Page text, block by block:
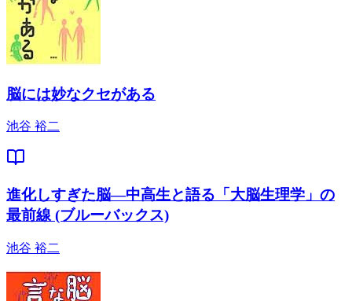
脳には妙なクセがある
池谷 裕二
進化しすぎた脳―中高生と語る「大脳生理学」の
最前線 (ブルーバックス)
池谷 裕二